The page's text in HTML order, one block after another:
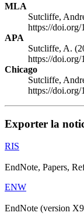
MLA
Sutcliffe,
https://doi.org/
APA
Sutcliffe, A.
https://doi.org/
Chicago
Sutcliffe,
https://doi.org/
Exporter la
RIS
EndNote, Papers,
ENW
EndNote (version